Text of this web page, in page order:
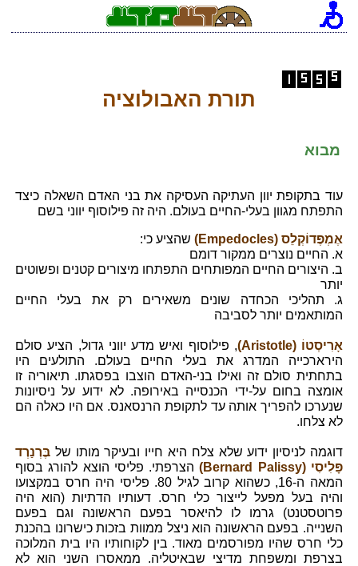
תורת האבולוציה
מבוא
עוד בתקופת יוון העתיקה העסיקה את בני האדם השאלה כיצד
התפתח מגוון בעלי-החיים בעולם. היה זה פילוסוף יווני בשם
אֶמְפֶּדוֹקְלֵס (Empedocles)
שהציע כי:
א. החיים נוצרים ממקור דומם
ב. היצורים החיים המפותחים התפתחו מיצורים קטנים ופשוטים
יותר
ג. תהליכי הכחדה שונים משאירים רק את בעלי החיים
המותאמים יותר לסביבה
אָרִיסְטוֹ (Aristotle)
, פילוסוף ואיש מדע יווני גדול, הציע סולם
הירארכייה המדרג את בעלי החיים בעולם. התולעים היו
בתחתית סולם זה ואילו בני-האדם הוצבו בפסגתו. תיאוריה זו
אומצה בחום על-ידי הכנסייה באירופה. לא ידוע על ניסיונות
שנערכו להפריך אותה עד לתקופת הרנסאנס. אם היו כאלה הם
לא צלחו.
דוגמה לניסיון ידוע שלא צלח היא חייו ובעיקר מותו של בֶּרְנַרְד
פָּלִיסִי (Bernard Palissy)
הצרפתי. פליסי הוצא להורג בסוף
המאה ה-16, כשהוא קרוב לגיל 80. פליסי היה חרס במקצועו
והיה בעל מפעל לייצור כלי חרס. דעותיו הדתיות (הוא היה
פרוטסטנט) גרמו לו להיאסר בפעם הראשונה וגם בפעם
השנייה. בפעם הראשונה הוא ניצל ממוות בזכות כישרונו בהכנת
כלי חרס שהיו מפורסמים מאוד. בין לקוחותיו היו בית המלוכה
בצרפת ומשפחת מדיצי שבאיטליה. ממאסרו השני הוא לא